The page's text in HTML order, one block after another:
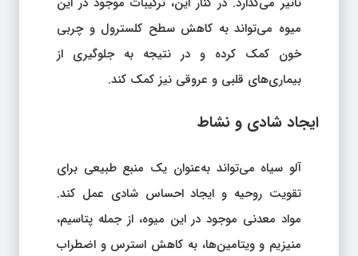
میوه می‌تواند به کاهش سطح کلسترول و چربی
خون کمک کرده و در نتیجه به جلوگیری از
بیماری‌های قلبی و عروقی نیز کمک کند.
ایجاد شادی و نشاط
آلو سیاه می‌تواند به‌عنوان یک منبع طبیعی برای
تقویت روحیه و ایجاد احساس شادی عمل کند.
مواد معدنی موجود در این میوه، از جمله پتاسیم،
منیزیم و ویتامین‌ها، به کاهش استرس و اضطراب